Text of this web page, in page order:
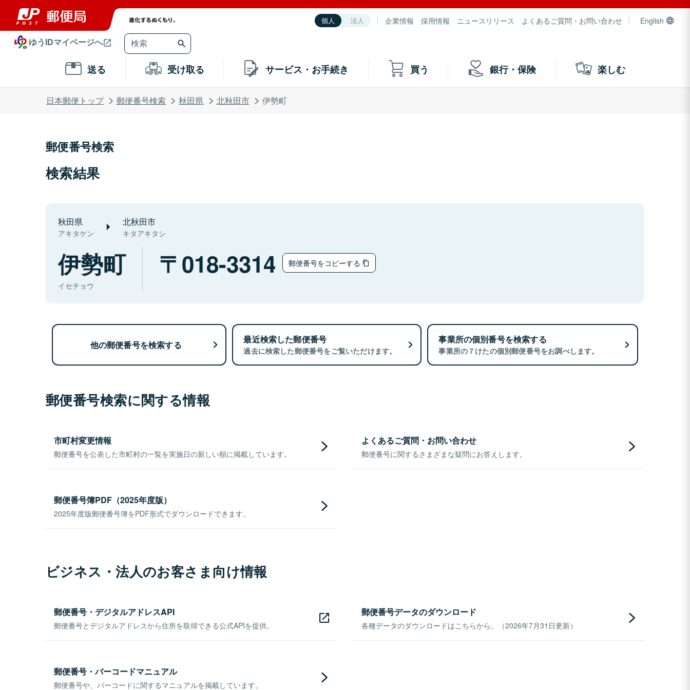
個人 法人 企業情報 採用情報 ニュースリリース よくあるご質問・お問い合わせ English
ゆうIDマイページへ
送る 受け取る サービス・お手続き 買う 銀行・保険 楽しむ
日本郵便トップ 郵便番号検索 秋田県 北秋田市 伊勢町
郵便番号検索
検索結果
秋田県
アキタケン
北秋田市
キタアキタシ
伊勢町
イセチョウ
018-3314 郵便番号をコピーする
他の郵便番号を検索する 最近検索した郵便番号
過去に検索した郵便番号をご覧いただけます。
事業所の個別番号を検索する
事業所の７けたの個別郵便番号をお調べします。
郵便番号検索に関する情報
市町村変更情報
郵便番号を公表した市町村の一覧を実施日の新しい順に掲載しています。
よくあるご質問・お問い合わせ
郵便番号に関するさまざまな疑問にお答えします。
郵便番号簿PDF（2025年度版）
2025年度版郵便番号簿をPDF形式でダウンロードできます。
ビジネス・法人のお客さま向け情報
郵便番号・デジタルアドレスAPI
郵便番号とデジタルアドレスから住所を取得できる公式APIを提供。
郵便番号データのダウンロード
各種データのダウンロードはこちらから。（2026年7月31日更新）
郵便番号・バーコードマニュアル
郵便番号や、バーコードに関するマニュアルを掲載しています。